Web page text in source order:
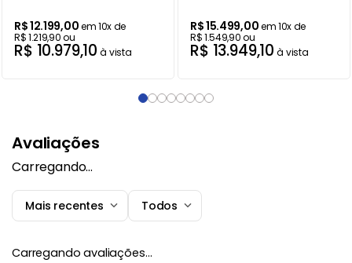
R$12.199,00em10x de
R$1.219,90ou
R$ 10.979,10 à vista
R$15.499,00em10x de
R$1.549,90ou
R$ 13.949,10 à vista
Avaliações
Carregando…
Mais recentes Todos
Carregando avaliações…